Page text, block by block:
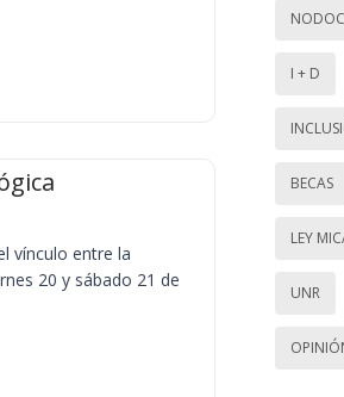
vínculo entre la
20 y sábado 21 de
I + D
BECAS
LEY
UNR